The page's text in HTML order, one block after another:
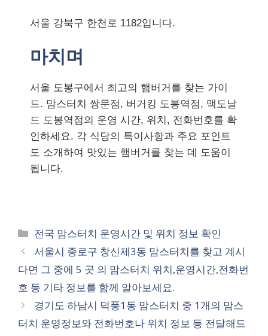
서울 강북구 한천로 1182입니다.
마치며
서울 도봉구에서 최고의 햄버거를 찾는 가이
드. 맘스터치 쌍문점, 버거킹 도봉역점, 맥도날
드 도봉역점의 운영 시간, 위치, 전화번호를 확
인하세요. 각 식당의 특이사항과 주요 포인트
도 소개하여 맛있는 햄버거를 찾는 데 도움이
됩니다.
카
테
고
리
전국 맘스터치 운영시간 및 위치 정보 확인
서울시 종로구 창신제3동 맘스터치를 찾고 계시
다면 그 중에 5 곳 의 맘스터치 위치,운영시간,전화번
호 등 기타 정보를 함께 알아보세요.
경기도 하남시 덕풍1동 맘스터치 중 1개의 맘스
터치 운영정보와 전화번호나 위치 정보 등 전달해드